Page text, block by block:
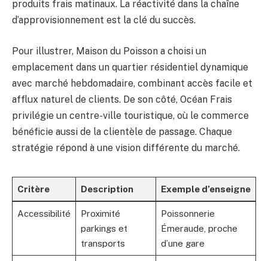
produits frais matinaux. La réactivité dans la chaîne
d’approvisionnement est la clé du succès.
Pour illustrer, Maison du Poisson a choisi un
emplacement dans un quartier résidentiel dynamique
avec marché hebdomadaire, combinant accès facile et
afflux naturel de clients. De son côté, Océan Frais
privilégie un centre-ville touristique, où le commerce
bénéficie aussi de la clientèle de passage. Chaque
stratégie répond à une vision différente du marché.
Critère Description Exemple d’enseigne
Accessibilité
Proximité
parkings et
transports
Poissonnerie
Émeraude, proche
d’une gare